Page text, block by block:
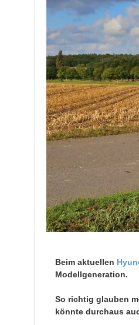
Beim aktuellen
Modellgeneration.
So richtig glauben
könnte durchaus